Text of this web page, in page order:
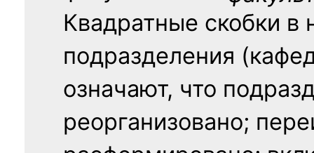
Квадратные скобки в
подразделения
означают, что
реорганизовано;